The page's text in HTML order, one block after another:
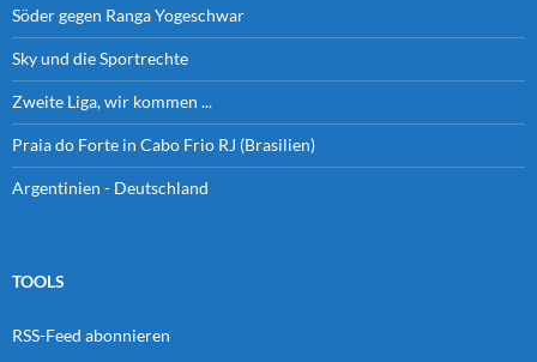
Söder gegen Ranga Yogeschwar
Sky und die Sportrechte
Zweite Liga, wir kommen ...
Praia do Forte in Cabo Frio RJ (Brasilien)
Argentinien - Deutschland
TOOLS
RSS-Feed abonnieren